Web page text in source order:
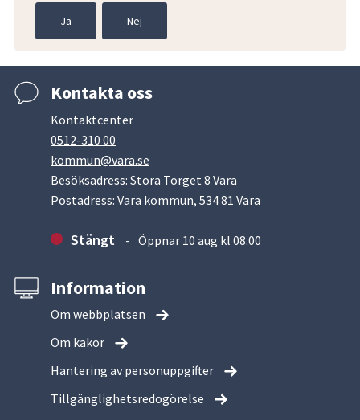
Ja Nej
Kontakta oss
Kontaktcenter
0512-310 00
kommun@vara.se
Besöksadress: Stora Torget 8 Vara
Postadress: Vara kommun, 534 81 Vara
Stängt Öppnar 10 aug kl 08.00
Information
Om webbplatsen
Om kakor
Hantering av personuppgifter
Tillgänglighetsredogörelse